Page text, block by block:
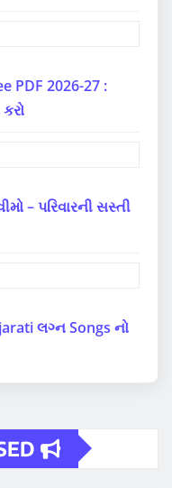
PDF 2026-27 :
– પરિવારની સસ્તી
લગ્ન Songs નો